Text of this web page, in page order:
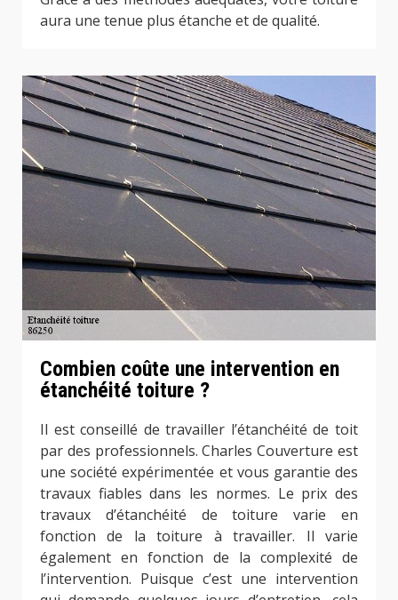
aura une tenue plus étanche et de qualité.
Combien coûte une intervention en
étanchéité toiture ?
Il est conseillé de travailler l’étanchéité de toit
par des professionnels. Charles Couverture est
une société expérimentée et vous garantie des
travaux fiables dans les normes. Le prix des
travaux d’étanchéité de toiture varie en
fonction de la toiture à travailler. Il varie
également en fonction de la complexité de
l’intervention. Puisque c’est une intervention